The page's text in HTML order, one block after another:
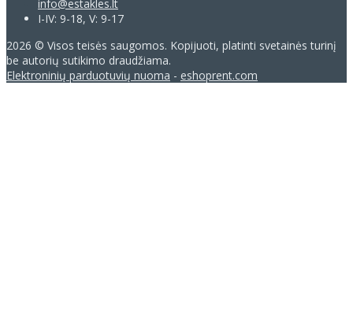
info@estakles.lt
I-IV: 9-18, V: 9-17
2026 © Visos teisės saugomos. Kopijuoti, platinti svetainės turinį
be autorių sutikimo draudžiama.
Elektroninių parduotuvių nuoma - eshoprent.com